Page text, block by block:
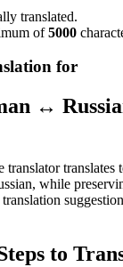
translated.
of5000
for
↔
translates
while
to